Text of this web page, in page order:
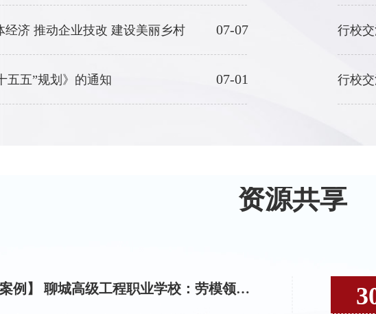
济 推动企业技改 建设美丽乡村 07-07
五五”规划》的通知 07-01
行校
资源共享
【优秀案例】 聊城高级工程职业学校：劳模领航点燃动力引擎，“三位一体”职教充电续航 ——培养电商人才助力乡村振兴